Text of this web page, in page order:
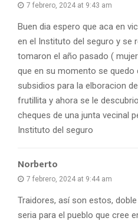
7 febrero, 2024 at 9:43 am
Buen dia espero que aca en
en el Instituto del seguro y se
tomaron el año pasado (
que en su momento se quedo
subsidios para la elboracion
frutillita y ahora se le
cheques de una junta vecinal
Instituto del seguro
Norberto
7 febrero, 2024 at 9:44 am
Traidores, así son estos,
seria para el pueblo que cree